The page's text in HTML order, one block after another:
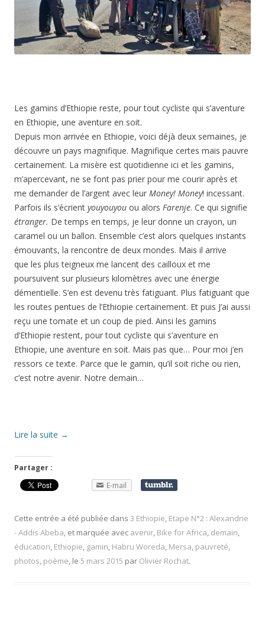
Les gamins d’Ethiopie reste, pour tout cycliste qui s’aventure
en Ethiopie, une aventure en soit.
Depuis mon arrivée en Ethiopie, voici déjà deux semaines, je
découvre un pays magnifique. Magnifique certes mais pauvre
certainement. La misère est quotidienne ici et les gamins,
m’apercevant, ne se font pas prier pour me courir après et
me demander de l’argent avec leur Money! Money! incessant.
Parfois ils s’écrient youyouyou ou alors Farenje. Ce qui signifie
étranger. De temps en temps, je leur donne un crayon, un
caramel ou un ballon. Ensemble c’est alors quelques instants
émouvants, la rencontre de deux mondes. Mais il arrive
que les plus teigneux me lancent des cailloux et me
poursuivent sur plusieurs kilomètres avec une énergie
démentielle. S’en est devenu très fatiguant. Plus fatiguant que
les routes pentues de l’Ethiopie certainement. Et puis J’ai aussi
reçu une tomate et un coup de pied. Ainsi les gamins
d’Ethiopie restent, pour tout cycliste qui s’aventure en
Ethiopie, une aventure en soit. Mais pas que… Pour moi j’en
ressors ce texte. Parce que le gamin, qu’il soit riche ou rien,
c’est notre avenir. Notre demain…
Lire la suite →
Partager :
E-mail
Cette entrée a été publiée dans 3 Ethiopie, Etape N°2 : Alexandrie
- Addis Abeba, et marquée avec avenir, Bike for Africa, demain,
éducation, Ethiopie, gamin, Habru Woreda, Mersa, pauvreté,
photos, poème, le 5 mars 2015 par Olivier Rochat.